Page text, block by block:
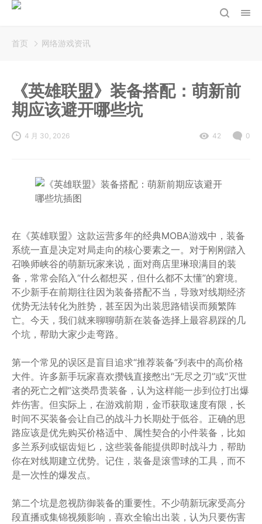
首页 网络游戏资讯
《英雄联盟》装备搭配：萌新前
期应该避开哪些坑
4 月 30, 2026 42 0
在《英雄联盟》这款运营多年的经典MOBA游戏中，装备
系统一直是决定对局走向的核心要素之一。对于刚刚踏入
召唤师峡谷的萌新玩家来说，面对商店里琳琅满目的装
备，常常会陷入“什么都想买，但什么都不太懂”的窘境。
不少新手在前期往往因为装备搭配不当，导致对线期经济
优势无法转化为胜势，甚至因为出装思路错误而频繁阵
亡。今天，我们就来聊聊萌新在装备选择上最容易踩的几
个坑，帮助大家少走弯路。
第一个常见的误区是盲目追求“推荐装备”列表中的高价格
大件。许多新手玩家喜欢攒钱直接憋出“无尽之刃”或“灭世
者的死亡之帽”这类昂贵装备，认为这样能一步到位打出爆
炸伤害。但实际上，在游戏前期，金币获取速度有限，长
时间不买装备会让自己的战斗力长期处于低谷。正确的思
路应该是优先购买价格适中、属性契合的小件装备，比如
多兰系列或锯齿短匕，这些装备能提供即时战斗力，帮助
你在对线期建立优势。记住，装备是滚雪球的工具，而不
是一次性的爆发点。
第二个坑是忽视防御装备的重要性。不少萌新玩家受高分
段直播或集锦视频影响，喜欢全输出出装，认为只要伤害